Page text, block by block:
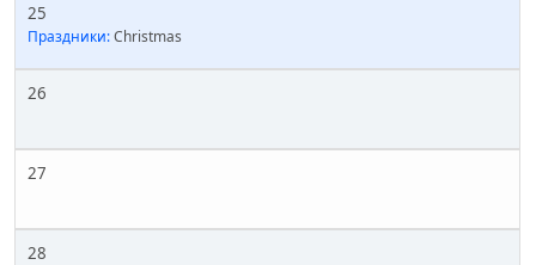
25
Праздники:Christmas
26
27
28